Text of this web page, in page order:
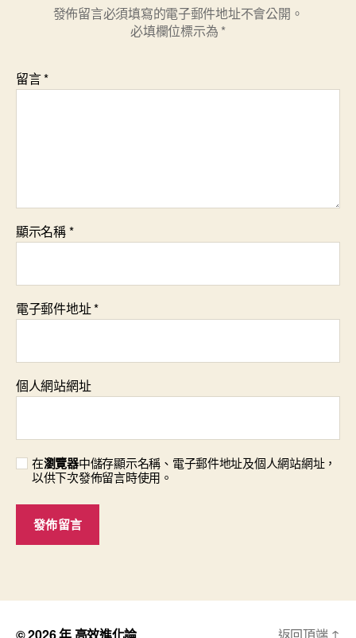
發佈留言必須填寫的電子郵件地址不會公開。
必填欄位標示為 *
留言*
顯示名稱*
電子郵件地址*
個人網站網址
在瀏覽器中儲存顯示名稱、電子郵件地址及個人網站網址，
以供下次發佈留言時使用。
© 2026 年 高效進化論 返回頂端 ↑